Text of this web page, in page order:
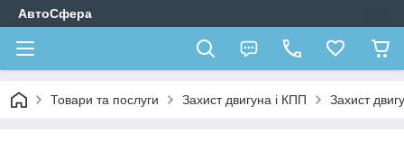
АвтоСфера
Товари та послуги Захист двигуна і КПП Захист